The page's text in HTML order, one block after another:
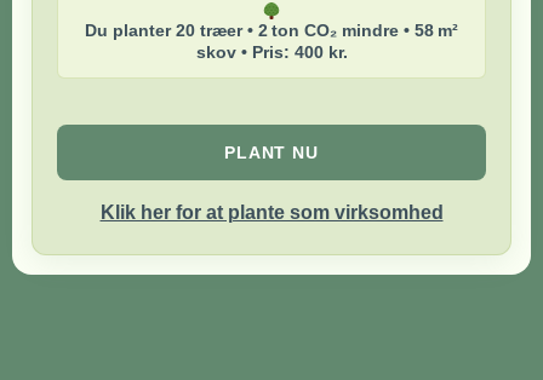
Du planter 20 træer • 2 ton CO₂ mindre • 58 m²
skov • Pris: 400 kr.
PLANT NU
Klik her for at plante som virksomhed